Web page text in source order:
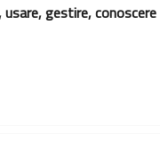
gestire, conoscere